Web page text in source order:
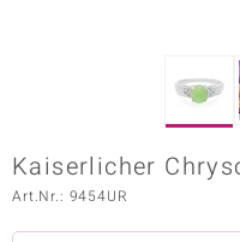
Kaiserlicher
Art.Nr.: 9454UR